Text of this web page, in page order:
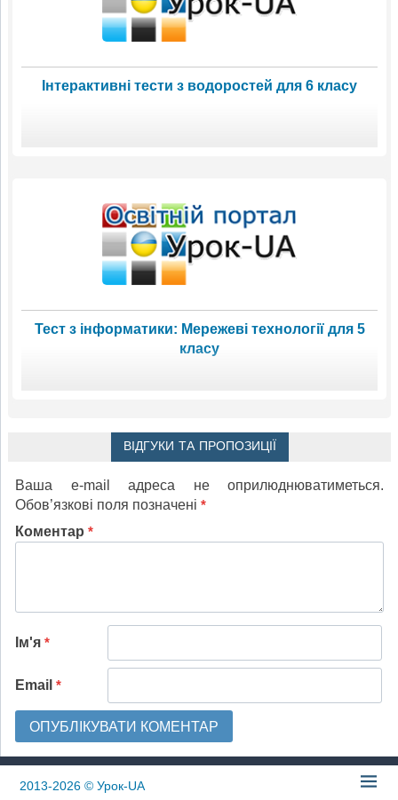
Інтерактивні тести з водоростей для 6 класу
Тест з інформатики: Мережеві технології для 5
класу
ВІДГУКИ ТА ПРОПОЗИЦІЇ
Ваша e-mail адреса не оприлюднюватиметься.
Обов’язкові поля позначені *
Коментар *
Ім'я *
Email *
2013-2026© Урок-UA